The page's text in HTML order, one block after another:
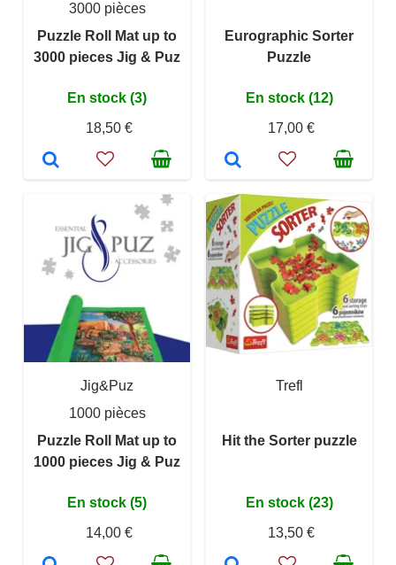
3000 pièces
Puzzle Roll Mat up to
3000 pieces Jig & Puz
En stock (3)
18,50 €
Eurographic Sorter
Puzzle
En stock (12)
17,00 €
Jig&Puz
1000 pièces
Puzzle Roll Mat up to
1000 pieces Jig & Puz
En stock (5)
14,00 €
Trefl
Hit the Sorter puzzle
En stock (23)
13,50 €